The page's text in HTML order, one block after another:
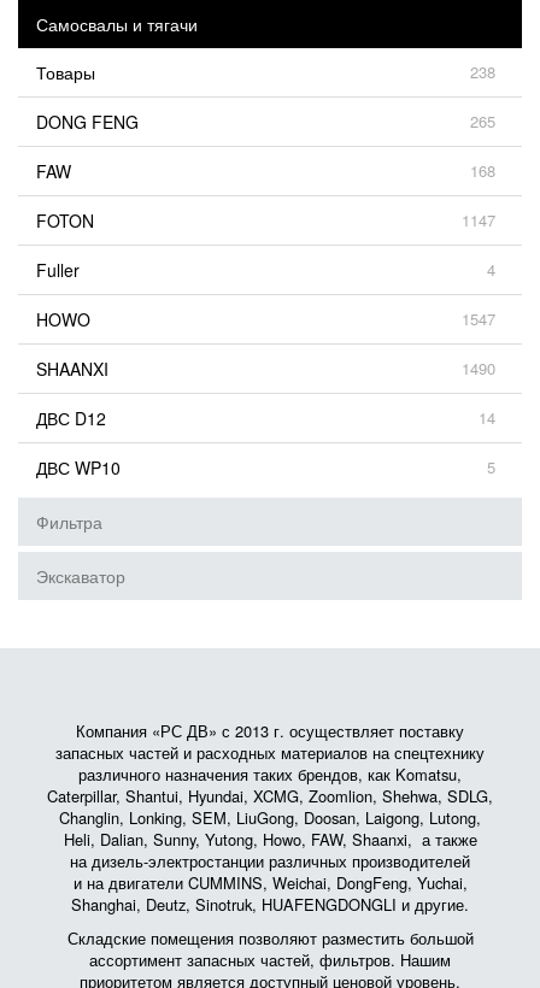
Самосвалы и тягачи
Товары
238
DONG FENG 265
FAW 168
FOTON 1147
Fuller 4
HOWO 1547
SHAANXI 1490
ДВС D12 14
ДВС WP10 5
Фильтра
Экскаватор
Компания «РС ДВ» с 2013 г. осуществляет поставку
запасных частей и расходных материалов на спецтехнику
различного назначения таких брендов, как Komatsu,
Caterpillar, Shantui, Hyundai, XCMG, Zoomlion, Shehwa, SDLG,
Changlin, Lonking, SEM, LiuGong, Doosan, Laigong, Lutong,
Heli, Dalian, Sunny, Yutong, Howo, FAW, Shaanxi, а также
на дизель-электростанции различных производителей
и на двигатели CUMMINS, Weichai, DongFeng, Yuchai,
Shanghai, Deutz, Sinotruk, HUAFENGDONGLI и другие.
Складские помещения позволяют разместить большой
ассортимент запасных частей, фильтров. Нашим
приоритетом является доступный ценовой уровень.